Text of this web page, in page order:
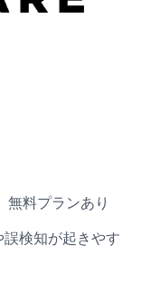
料プランあり
検知が起きやす